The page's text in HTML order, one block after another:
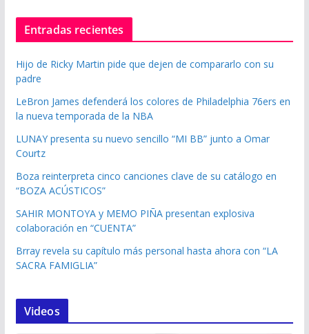
Entradas recientes
Hijo de Ricky Martin pide que dejen de compararlo con su
padre
LeBron James defenderá los colores de Philadelphia 76ers en
la nueva temporada de la NBA
LUNAY presenta su nuevo sencillo “MI BB” junto a Omar
Courtz
Boza reinterpreta cinco canciones clave de su catálogo en
“BOZA ACÚSTICOS”
SAHIR MONTOYA y MEMO PIÑA presentan explosiva
colaboración en “CUENTA”
Brray revela su capítulo más personal hasta ahora con “LA
SACRA FAMIGLIA”
Videos